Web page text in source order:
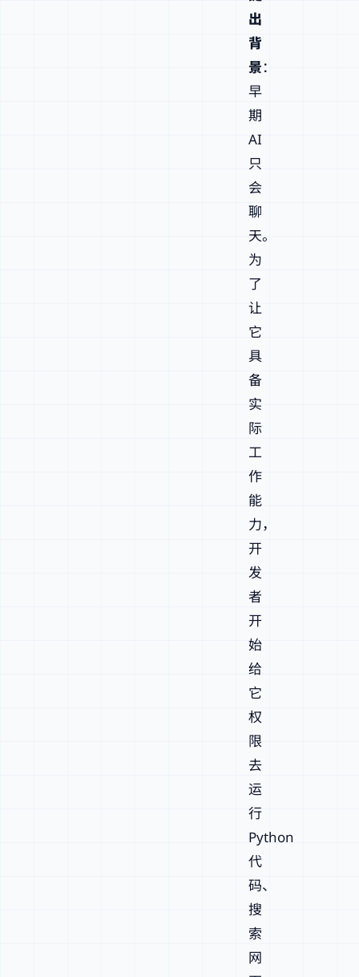
出
背
景：
早
期
AI
只
会
聊
天。
为
了
让
它
具
备
实
际
工
作
能
力，
开
发
者
开
始
给
它
权
限
去
运
行
Python
代
码、
搜
索
网